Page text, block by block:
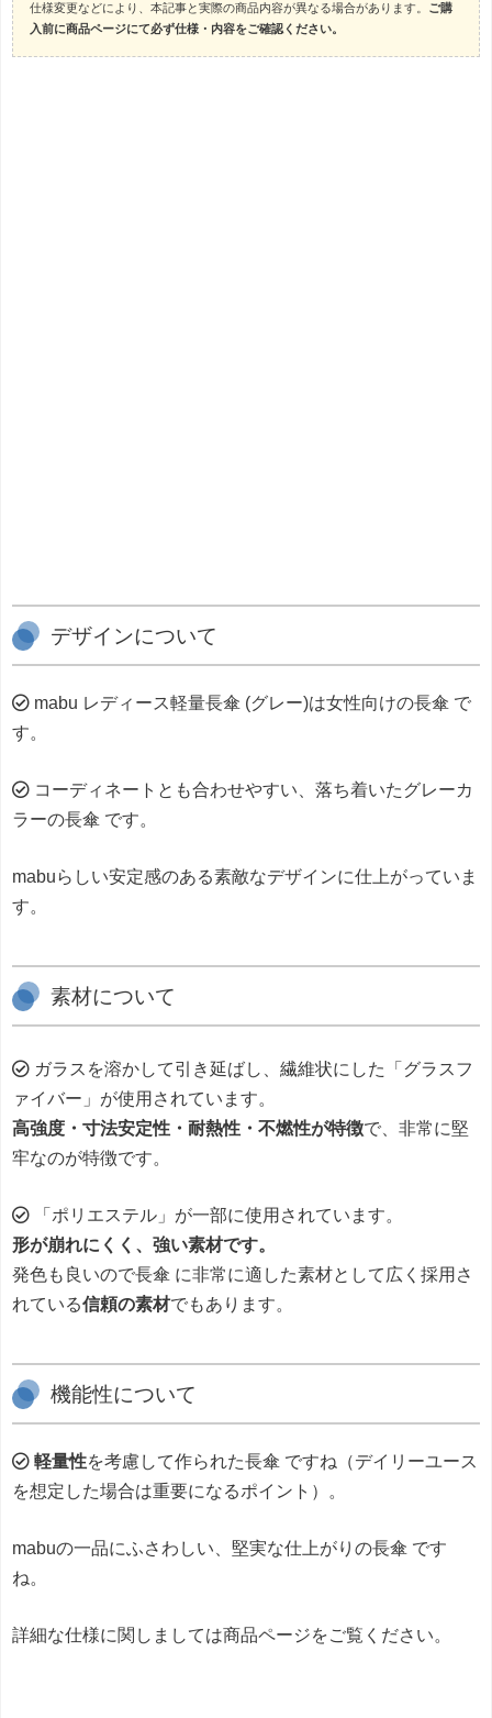
仕様変更などにより、本記事と実際の商品内容が異なる場合があります。 ご購
入前に商品ページにて必ず仕様・内容をご確認ください。
デザインについて
mabu レディース軽量長傘 (グレー)は女性向けの長傘 で
す。
コーディネートとも合わせやすい、落ち着いたグレーカ
ラーの長傘 です。
mabuらしい安定感のある素敵なデザインに仕上がっていま
す。
素材について
ガラスを溶かして引き延ばし、繊維状にした「グラスフ
ァイバー」が使用されています。
高強度・寸法安定性・耐熱性・不燃性が特徴で、非常に堅
牢なのが特徴です。
「ポリエステル」が一部に使用されています。
形が崩れにくく、強い素材です。
発色も良いので長傘 に非常に適した素材として広く採用さ
れている信頼の素材でもあります。
機能性について
軽量性を考慮して作られた長傘 ですね（デイリーユース
を想定した場合は重要になるポイント）。
mabuの一品にふさわしい、堅実な仕上がりの長傘 です
ね。
詳細な仕様に関しましては商品ページをご覧ください。